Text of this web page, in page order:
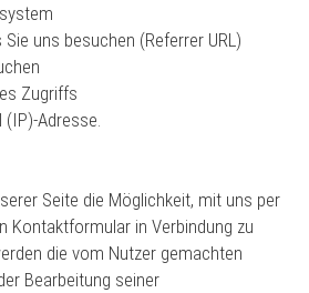
uns besuchen (Referrer URL)
Zugriffs
Adresse.
Seite die Möglichkeit, mit uns per
Kontaktformular in Verbindung zu
die vom Nutzer gemachten
Bearbeitung seiner